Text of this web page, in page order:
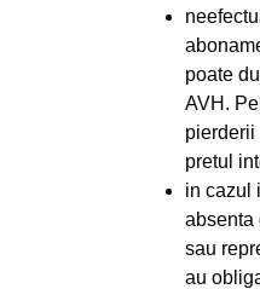
poate
AVH.
pierderii
pretul
in cazul
absenta
sau
au